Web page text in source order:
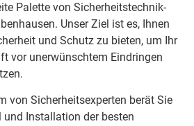
Palette von Sicherheitstechnik-
Unser Ziel ist es, Ihnen
und Schutz zu bieten, um Ihr
vor unerwünschtem Eindringen
von Sicherheitsexperten berät Sie
und Installation der besten